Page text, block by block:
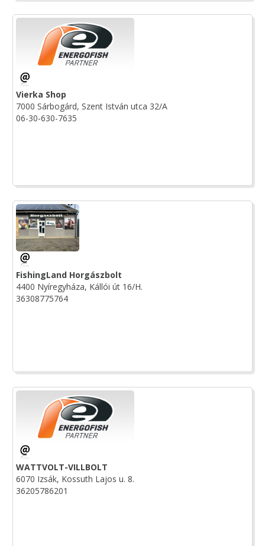
Vierka Shop
7000 Sárbogárd, Szent István utca 32/A
06-30-630-7635
FishingLand Horgászbolt
4400 Nyíregyháza, Kállói út 16/H.
36308775764
WATTVOLT-VILLBOLT
6070 Izsák, Kossuth Lajos u. 8.
36205786201